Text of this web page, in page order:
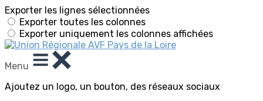
Exporter les lignes sélectionnées
Exporter toutes les colonnes
Exporter uniquement les colonnes affichées
Menu
Ajoutez un logo, un bouton, des réseaux sociaux